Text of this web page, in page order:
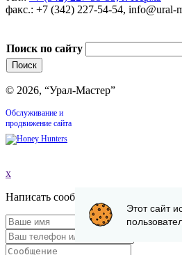
факс.: +7 (342) 227-54-54, info@ural-
Поиск по сайту
© 2026, “Урал-Мастер”
Обслуживание и
продвижение сайта
x
Написать сообщение
Этот сайт